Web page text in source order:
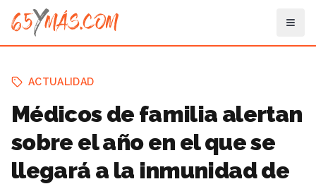
ACTUALIDAD
Médicos de familia alertan
sobre el año en el que se
llegará a la inmunidad de